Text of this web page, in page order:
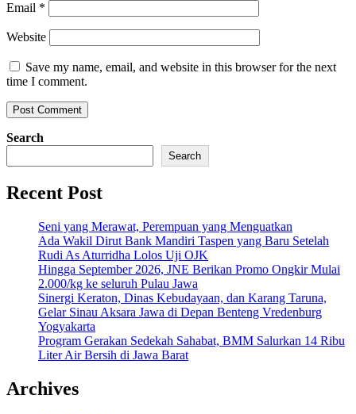
Email *
Website
Save my name, email, and website in this browser for the next
time I comment.
Search
Search
Recent Post
Seni yang Merawat, Perempuan yang Menguatkan
Ada Wakil Dirut Bank Mandiri Taspen yang Baru Setelah
Rudi As Aturridha Lolos Uji OJK
Hingga September 2026, JNE Berikan Promo Ongkir Mulai
2.000/kg ke seluruh Pulau Jawa
Sinergi Keraton, Dinas Kebudayaan, dan Karang Taruna,
Gelar Sinau Aksara Jawa di Depan Benteng Vredenburg
Yogyakarta
Program Gerakan Sedekah Sahabat, BMM Salurkan 14 Ribu
Liter Air Bersih di Jawa Barat
Archives